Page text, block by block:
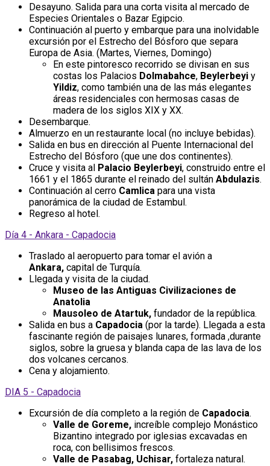
Desayuno. Salida para una corta visita al mercado de
Especies Orientales o Bazar Egipcio.
Continuación al puerto y embarque para una inolvidable
excursión por el Estrecho del Bósforo que separa
Europa de Asia. (Martes, Viernes, Domingo)
En este pintoresco recorrido se divisan en sus
costas los Palacios Dolmabahce, Beylerbeyi y
Yildiz, como también una de las más elegantes
áreas residenciales con hermosas casas de
madera de los siglos XIX y XX.
Desembarque.
Almuerzo en un restaurante local (no incluye bebidas).
Salida en bus en dirección al Puente Internacional del
Estrecho del Bósforo (que une dos continentes).
Cruce y visita al Palacio Beylerbeyi, construido entre el
1661 y el 1865 durante el reinado del sultán Abdulazis.
Continuación al cerro Camlica para una vista
panorámica de la ciudad de Estambul.
Regreso al hotel.
Día 4 - Ankara - Capadocia
Traslado al aeropuerto para tomar el avión a
Ankara, capital de Turquía.
Llegada y visita de la ciudad.
Museo de las Antiguas Civilizaciones de
Anatolia
Mausoleo de Atartuk, fundador de la república.
Salida en bus a Capadocia (por la tarde). Llegada a esta
fascinante región de paisajes lunares, formada ,durante
siglos, sobre la gruesa y blanda capa de las lava de los
dos volcanes cercanos.
Cena y alojamiento.
DIA 5 - Capadocia
Excursión de día completo a la región de Capadocia.
Valle de Goreme, increíble complejo Monástico
Bizantino integrado por iglesias excavadas en
roca, con bellisimos frescos.
Valle de Pasabag, Uchisar, fortaleza natural.